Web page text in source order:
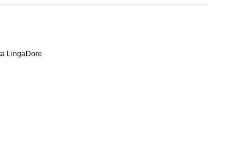
LingaDore